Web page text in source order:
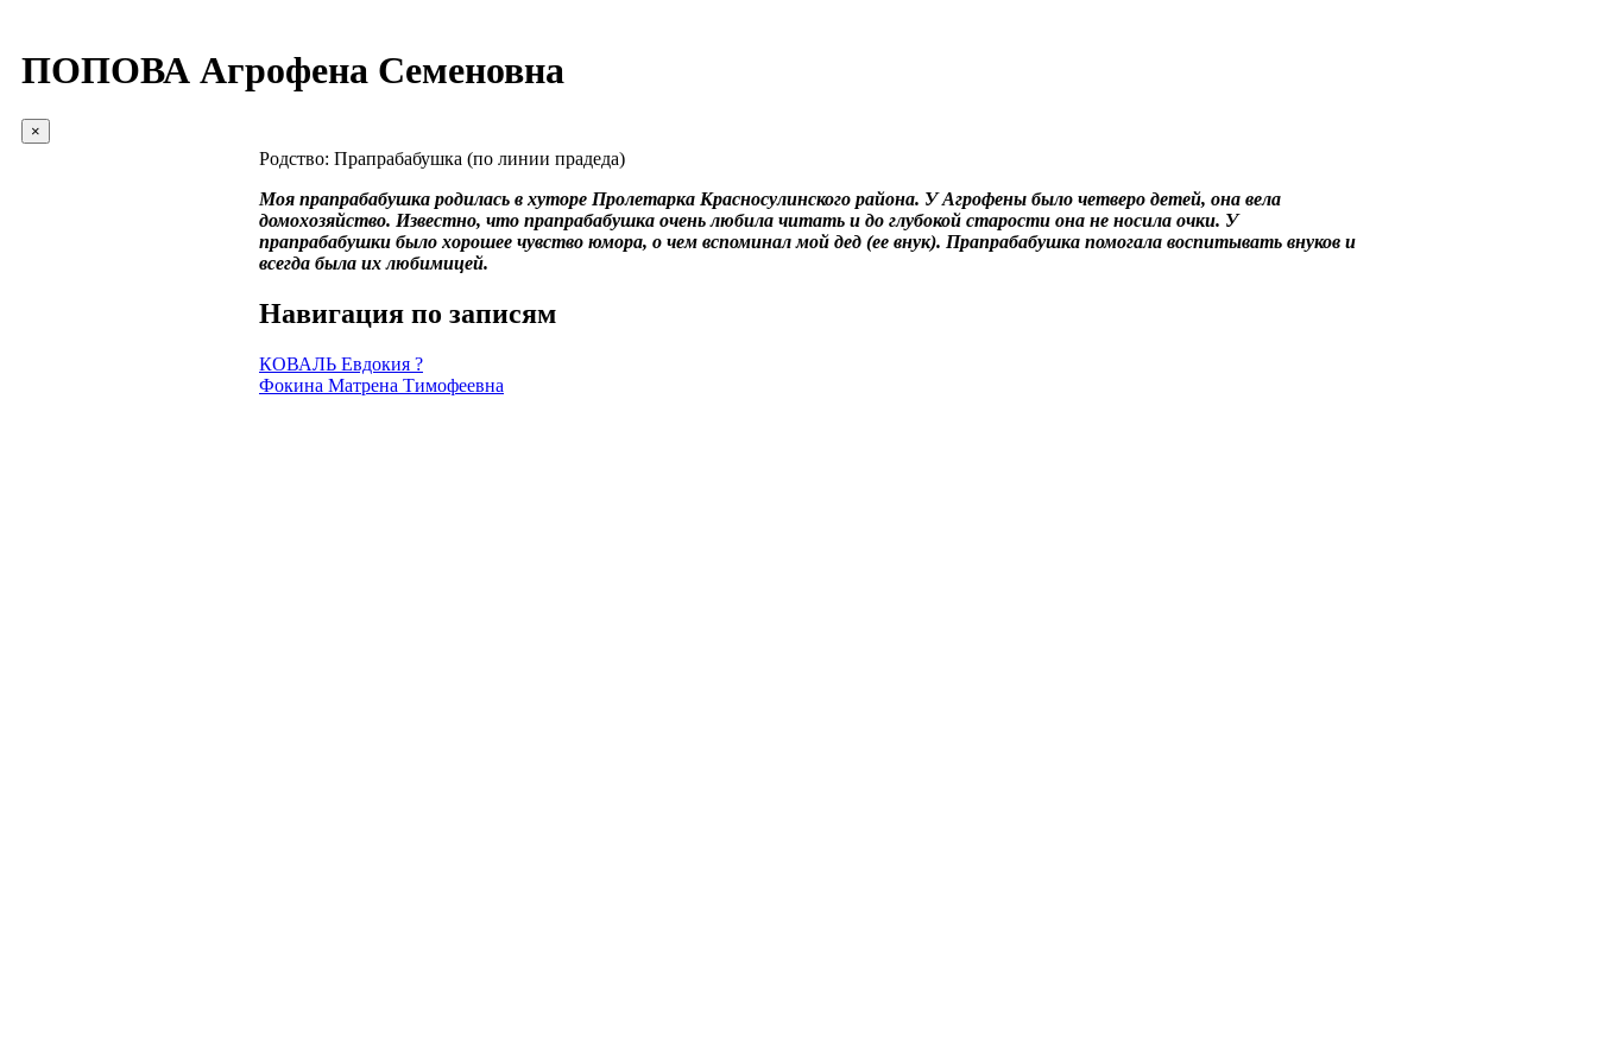
ПОПОВА Агрофена Семеновна
×
Родство: Прапрабабушка (по линии прадеда)
Моя прапрабабушка родилась в хуторе Пролетарка Красносулинского района. У Агрофены было четверо детей, она вела
домохозяйство. Известно, что прапрабабушка очень любила читать и до глубокой старости она не носила очки. У
прапрабабушки было хорошее чувство юмора, о чем вспоминал мой дед (ее внук). Прапрабабушка помогала воспитывать внуков и
всегда была их любимицей.
Навигация по записям
КОВАЛЬ Евдокия ?
Фокина Матрена Тимофеевна